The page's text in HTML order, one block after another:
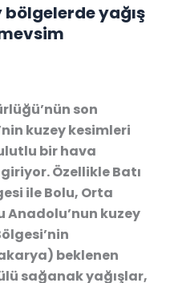
yağış
son
kuzey kesimleri
bir hava
Özellikle Batı
ile Bolu, Orta
Anadolu’nun kuzey
beklenen
sağanak yağışlar,